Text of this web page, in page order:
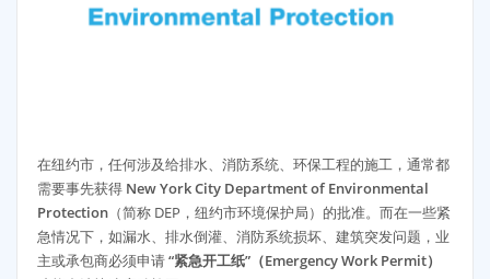
在纽约市，任何涉及给排水、消防系统、环保工程的施工，通常都
需要事先获得 New York City Department of Environmental
Protection（简称 DEP，纽约市环境保护局）的批准。而在一些紧
急情况下，如漏水、排水倒灌、消防系统损坏、建筑突发问题，业
主或承包商必须申请“紧急开工纸”（Emergency Work Permit）